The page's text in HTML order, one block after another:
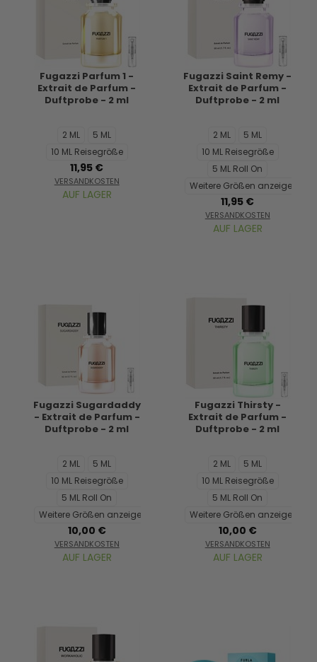
Fugazzi Parfum 1 -
Extrait de Parfum -
Duftprobe - 2 ml
2 ML
5 ML
10 ML Reisegröße
11,95 €
VERSANDKOSTEN
AUF LAGER
Fugazzi Saint Remy -
Extrait de Parfum -
Duftprobe - 2 ml
2 ML
5 ML
10 ML Reisegröße
5 ML Roll On
Weitere Größen anzeigen...
11,95 €
VERSANDKOSTEN
AUF LAGER
Fugazzi Sugardaddy
- Extrait de Parfum -
Duftprobe - 2 ml
2 ML
5 ML
10 ML Reisegröße
5 ML Roll On
Weitere Größen anzeigen...
10,00 €
VERSANDKOSTEN
AUF LAGER
Fugazzi Thirsty -
Extrait de Parfum -
Duftprobe - 2 ml
2 ML
5 ML
10 ML Reisegröße
5 ML Roll On
Weitere Größen anzeigen...
10,00 €
VERSANDKOSTEN
AUF LAGER